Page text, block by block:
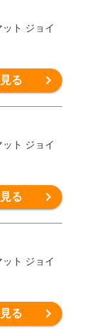
ト ジョイ
る
ト ジョイ
る
ト ジョイ
る